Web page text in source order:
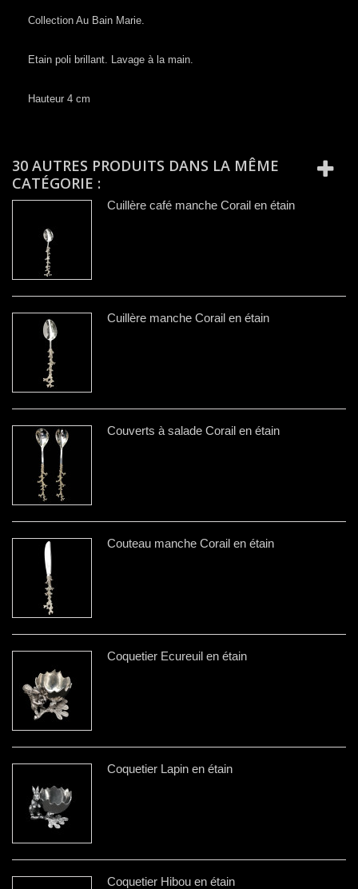
Collection ​Au Bain Marie​​.
Etain poli brillant. Lavage à la main.
Hauteur 4 cm
30 AUTRES PRODUITS DANS LA MÊME
CATÉGORIE :
Cuillère café manche Corail en étain
Cuillère manche Corail en étain
Couverts à salade Corail en étain
Couteau manche Corail en étain
Coquetier Ecureuil en étain
Coquetier Lapin en étain
Coquetier Hibou en étain